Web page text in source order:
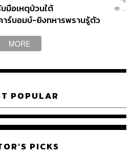
มือเหตุป่วนใต้
าร์บอมบ์-ยิงทหารพรานรู้ตัว
...
MORE
POPULAR
PICKS